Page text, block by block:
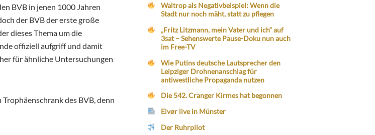
BVB in jenen 1000 Jahren
der BVB der erste große
dieses Thema um die
offiziell aufgriff und damit
für ähnliche Untersuchungen
des BVB, denn
Waltrop als Negativbeispiel: Wenn die
Stadt nur noch mäht, statt zu pflegen
„Fritz Litzmann, mein Vater und ich“ auf
3sat – Sehenswerte Pause-Doku nun auch
im Free-TV
Wie Putins deutsche Lautsprecher den
Leipziger Drohnenanschlag für
antiwestliche Propaganda nutzen
Die 542. Cranger Kirmes hat begonnen
Eivør live in Münster
Der Ruhrpilot